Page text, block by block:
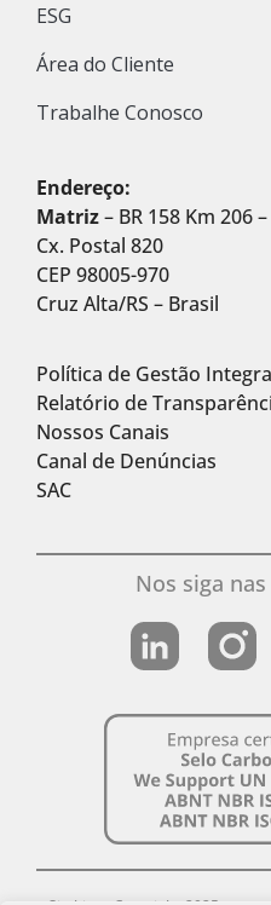
ESG
Área do Cliente
Trabalhe Conosco
Endereço:
Matriz– BR 158 Km 206
Cx. Postal 820
CEP 98005-970
Cruz Alta/RS – Brasil
Política de Gestão
Relatório de
Nossos Canais
Canal de Denúncias
SAC
Nos siga